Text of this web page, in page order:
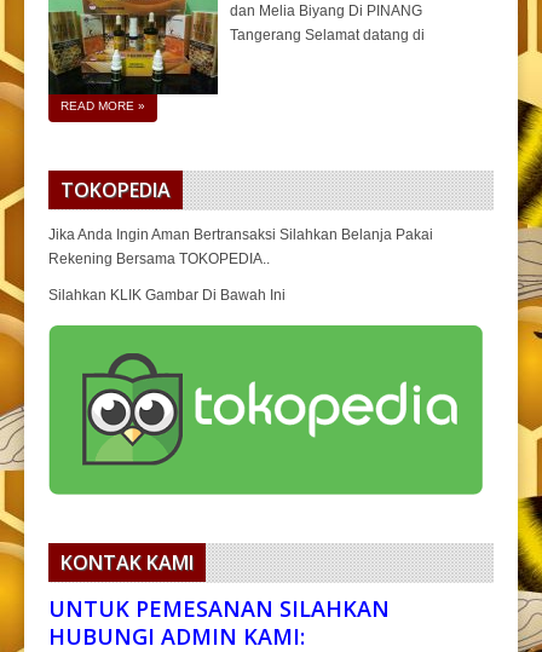
dan Melia Biyang Di PINANG
Tangerang Selamat datang di
READ MORE »
TOKOPEDIA
Jika Anda Ingin Aman Bertransaksi Silahkan Belanja Pakai
Rekening Bersama TOKOPEDIA..
Silahkan KLIK Gambar Di Bawah Ini
KONTAK KAMI
UNTUK PEMESANAN SILAHKAN
HUBUNGI ADMIN KAMI: